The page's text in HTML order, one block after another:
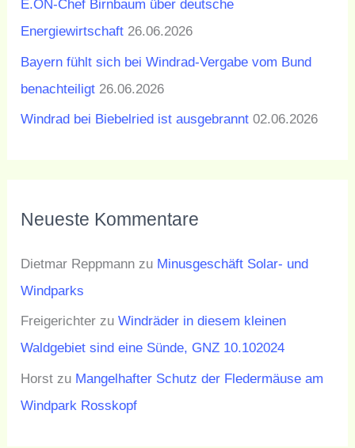
E.ON-Chef Birnbaum über deutsche
Energiewirtschaft 26.06.2026
Bayern fühlt sich bei Windrad-Vergabe vom Bund
benachteiligt 26.06.2026
Windrad bei Biebelried ist ausgebrannt 02.06.2026
Neueste Kommentare
Dietmar Reppmann zu Minusgeschäft Solar- und
Windparks
Freigerichter zuWindräder in diesem kleinen
Waldgebiet sind eine Sünde, GNZ 10.102024
Horst zu Mangelhafter Schutz der Fledermäuse am
Windpark Rosskopf